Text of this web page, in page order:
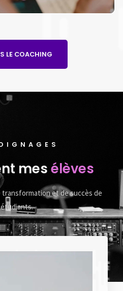
LE COACHING
mesélèves
et de succès de